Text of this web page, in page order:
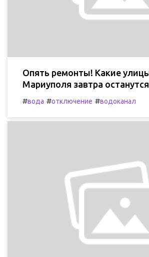
Опять ремонты! Какие
Мариуполя завтра
#вода #отключение #водоканал